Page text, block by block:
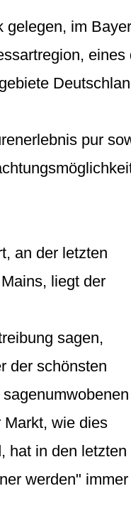
gelegen, im
pur
an der letzten
liegt der
sagen,
der schönsten
wie dies
hat in den
werden"